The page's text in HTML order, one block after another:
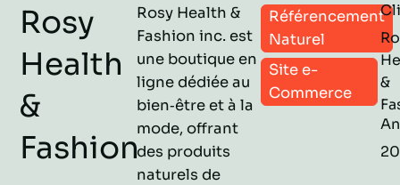
Rosy
Health
&
Fashion
Rosy Health &
Fashion inc. est
une boutique en
ligne dédiée au
bien‑être et à la
mode, offrant
des produits
naturels de
Référencement
Naturel
Site e-
Commerce
&